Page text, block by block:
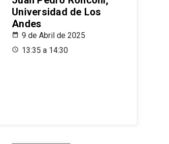
Universidad de Los
Andes
9 de Abril de 2025
13:35 a 14:30